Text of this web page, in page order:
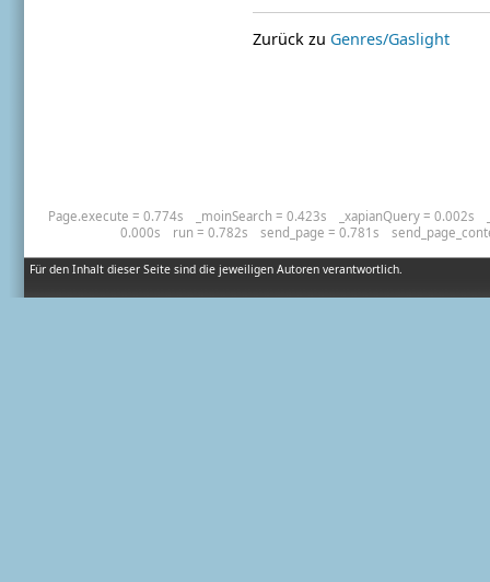
Zurück zu Genres/Gaslight
Für den Inhalt dieser Seite sind die jeweiligen Autoren verantwortlich.
Page.execute = 0.774s _moinSearch = 0.423s _xapianQuery = 0.002s
0.000s
run = 0.782s send_page = 0.781s